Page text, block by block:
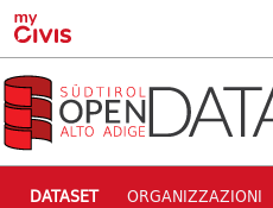
Skip to main content
DATASET ORGANIZZAZIONI